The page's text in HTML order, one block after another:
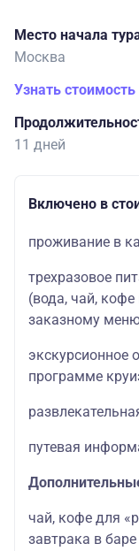
Место начала
Москва
Узнать
11 дней
Включено в
проживание в
трехразовое
(вода, чай,
заказному
экскурсионное
программе
путевая
чай, кофе для
завтрака в